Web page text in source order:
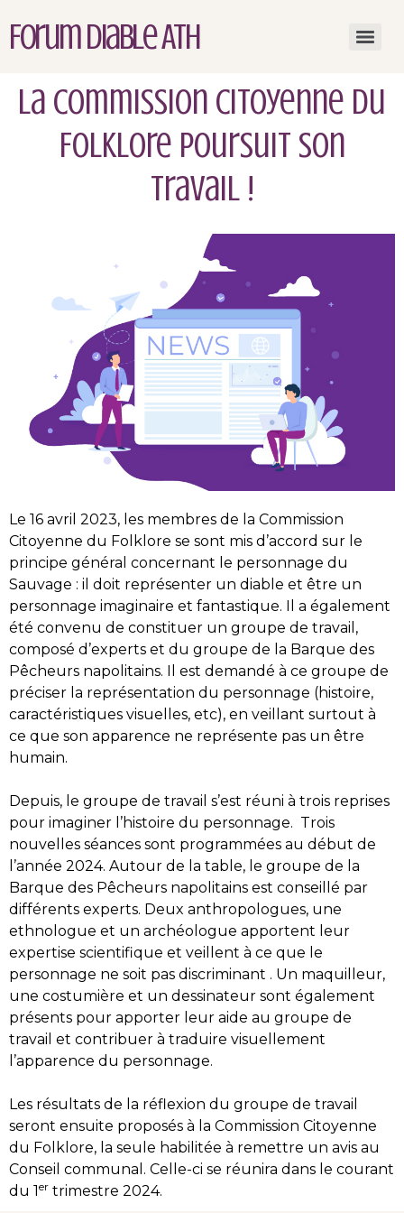
Forum Diable Ath
La Commission Citoyenne du
Folklore poursuit son
travail !
Le 16 avril 2023, les membres de la Commission
Citoyenne du Folklore se sont mis d’accord sur le
principe général concernant le personnage du
Sauvage : il doit représenter un diable et être un
personnage imaginaire et fantastique. Il a également
été convenu de constituer un groupe de travail,
composé d’experts et du groupe de la Barque des
Pêcheurs napolitains. Il est demandé à ce groupe de
préciser la représentation du personnage (histoire,
caractéristiques visuelles, etc), en veillant surtout à
ce que son apparence ne représente pas un être
humain.
Depuis, le groupe de travail s’est réuni à trois reprises
pour imaginer l’histoire du personnage. Trois
nouvelles séances sont programmées au début de
l’année 2024. Autour de la table, le groupe de la
Barque des Pêcheurs napolitains est conseillé par
différents experts. Deux anthropologues, une
ethnologue et un archéologue apportent leur
expertise scientifique et veillent à ce que le
personnage ne soit pas discriminant . Un maquilleur,
une costumière et un dessinateur sont également
présents pour apporter leur aide au groupe de
travail et contribuer à traduire visuellement
l’apparence du personnage.
Les résultats de la réflexion du groupe de travail
seront ensuite proposés à la Commission Citoyenne
du Folklore, la seule habilitée à remettre un avis au
Conseil communal. Celle-ci se réunira dans le courant
du 1 er trimestre 2024.